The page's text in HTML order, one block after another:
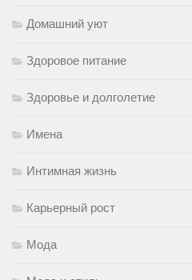
Домашний уют
Здоровое питание
Здоровье и долголетие
Имена
Интимная жизнь
Карьерный рост
Мода